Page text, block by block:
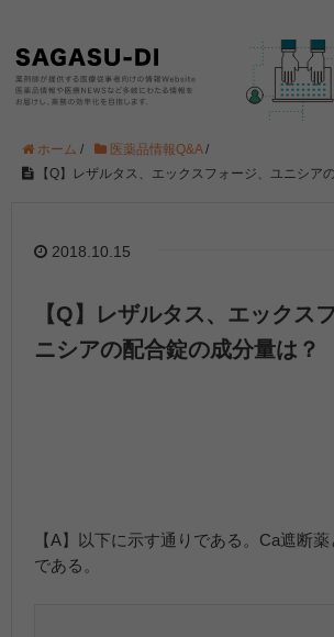
ホーム / 医薬品情報Q&A/
【Q】レザルタス、エックスフォージ、ユニシア
2018.10.15
【Q】レザルタス、エックス
ニシアの配合錠の成分量は？
【A】以下に示す通りである。Ca遮断
である。